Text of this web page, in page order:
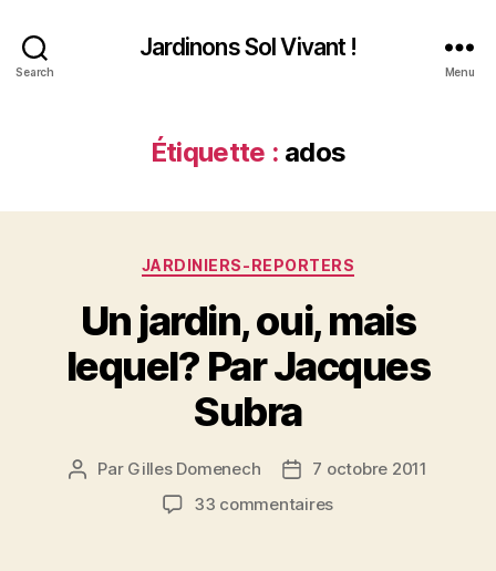
Search
Jardinons Sol Vivant !
Menu
Étiquette : ados
Catégories
JARDINIERS-REPORTERS
Un jardin, oui, mais
lequel? Par Jacques
Subra
Auteur
Par Gilles Domenech
Date
de
7 octobre 2011
33 commentairessur